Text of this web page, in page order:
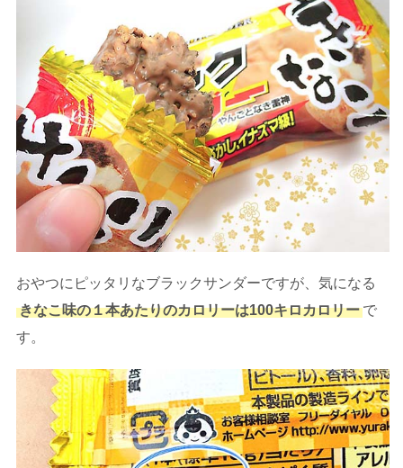
おやつにピッタリなブラックサンダーですが、気になる
きなこ味の１本あたりのカロリーは100キロカロリー で
す。